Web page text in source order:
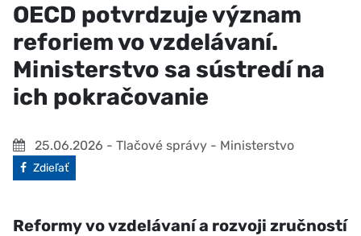
OECD potvrdzuje význam
reforiem vo vzdelávaní.
Ministerstvo sa sústredí na
ich pokračovanie
25.06.2026 - Tlačové správy - Ministerstvo
Facebook
Zdieľať
Reformy vo vzdelávaní a rozvoji zručností